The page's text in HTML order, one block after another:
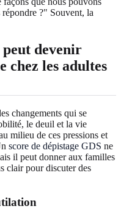
?" Souvent, la
peut devenir
chez les adultes
changements qui se
le deuil et la vie
milieu de ces pressions et
score de dépistage GDS ne
il peut donner aux familles
clair pour discuter des